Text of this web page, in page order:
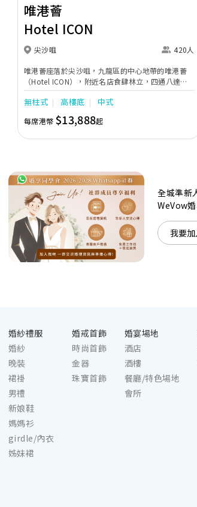
唯港薈
Hotel ICON
尖沙咀 420人
唯港薈座落於尖沙咀，九龍區的中心地帶的唯港薈
（Hotel ICON），附近名店食肆林立，四通八達，
充分展現繁華鬧巿中的活力個性，成為一眾準新人舉
辦婚宴的熱門之選。專業團隊由策劃統籌至所有婚宴
每個細節，唯港薈都力臻完美，保證讓您留下獨特的
醉人回憶。 擁有時尚高樓頂的Silverbox宴會廳，配
置了全套先進的視聽影音及燈光設備配套，並採用極
力氛圍的自助餐﹔唯港薈（Hotel ICON），多個風
格各異的婚宴場地，都完美切合各準新人的個性及預
算﹔保證為您打造夢寐以求的特別日子，令賓客永誌
難忘！
無柱式 高樓底 中式
每席港幣 $13,888起
全城準新
WeVow
我要加
婚紗禮服
婚紗
晚裝
裙褂
男禮
新娘鞋
媽媽衫
girdle/內衣
姊妹裙
婚戒首飾
時尚首飾
金器
珠寶首飾
婚宴場地
酒店
酒樓
餐廳/特色場地
會所